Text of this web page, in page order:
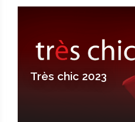
Très chic 2023